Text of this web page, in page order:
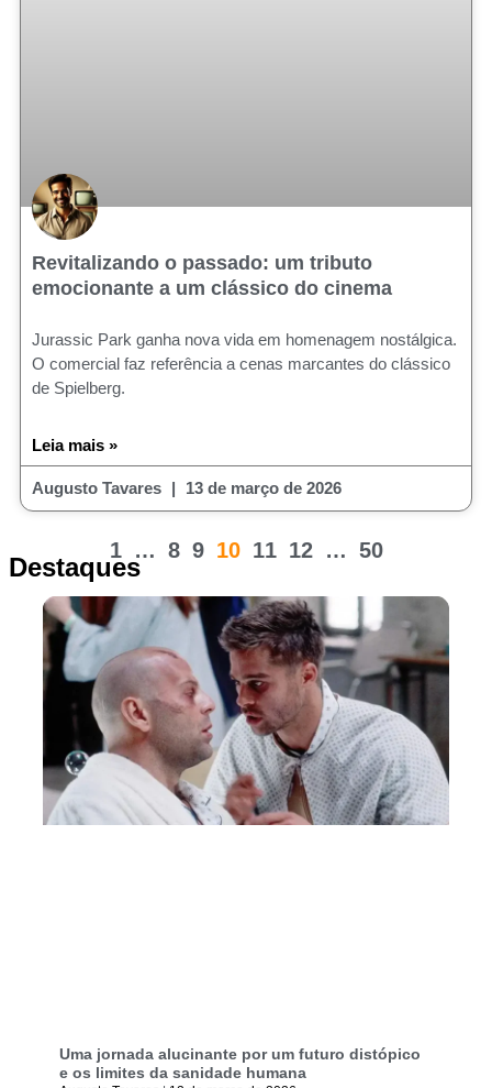
Revitalizando o passado: um tributo
emocionante a um clássico do cinema
Jurassic Park ganha nova vida em homenagem nostálgica.
O comercial faz referência a cenas marcantes do clássico
de Spielberg.
Leia mais »
Augusto Tavares 13 de março de 2026
1 … 8 9 10 11 12 … 50
Destaques
Uma jornada alucinante por um futuro distópico
e os limites da sanidade humana